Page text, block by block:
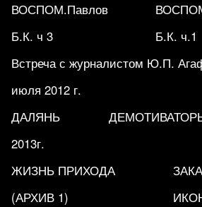
ВОСПОМ.Павлов
Б.К. ч 3
Б.К. ч.1
Встреча с журналистом Ю.П.
июля 2012 г.
ДАЛЯНЬ
2013г.
ЖИЗНЬ ПРИХОДА
(АРХИВ 1)